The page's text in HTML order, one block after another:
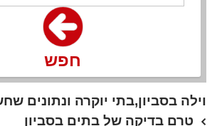
חפש
וילה בסביון,בתי יוקרה ונתונים
טרם בדיקה של בתים בסביון